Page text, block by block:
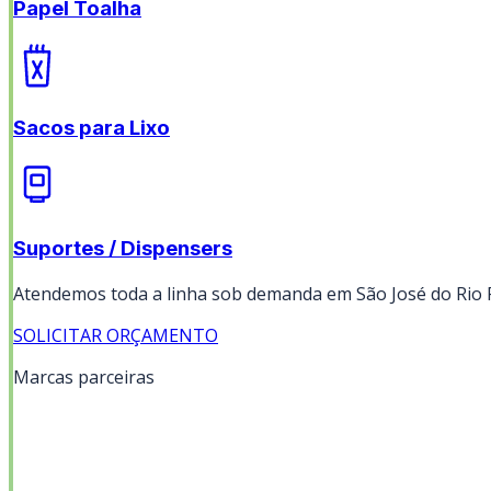
Papel Toalha
Sacos para Lixo
Suportes / Dispensers
Atendemos toda a linha sob demanda em São José do Rio
SOLICITAR ORÇAMENTO
Marcas parceiras